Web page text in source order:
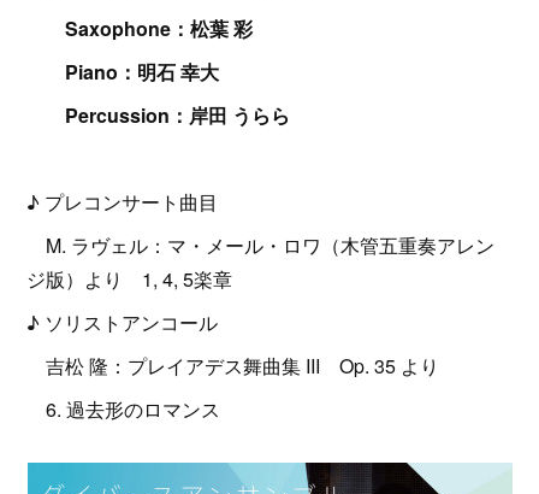
Saxophone：松葉 彩
Piano：明石 幸大
Percussion：岸田 うらら
♪ プレコンサート曲目
M. ラヴェル：マ・メール・ロワ（木管五重奏アレン
ジ版）より 1, 4, 5楽章
♪ ソリストアンコール
吉松 隆：プレイアデス舞曲集 III Op. 35 より
6. 過去形のロマンス